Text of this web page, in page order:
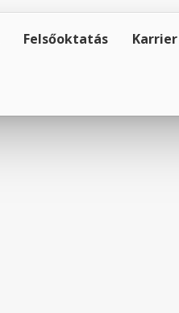
Felsőoktatás Karrier